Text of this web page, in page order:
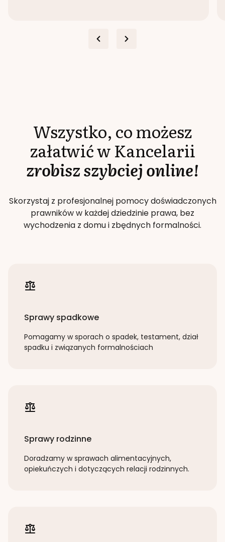
Wszystko, co możesz
załatwić w Kancelarii
zrobisz szybciej online!
Skorzystaj z profesjonalnej pomocy doświadczonych
prawników w każdej dziedzinie prawa, bez
wychodzenia z domu i zbędnych formalności.
Sprawy spadkowe
Pomagamy w sporach o spadek, testament, dział
spadku i związanych formalnościach
Sprawy rodzinne
Doradzamy w sprawach alimentacyjnych,
opiekuńczych i dotyczących relacji rodzinnych.